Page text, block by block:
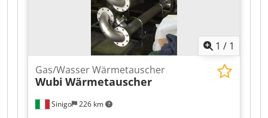
1 / 1
Sinigo 226 km
Gas/Wasser Wärmetauscher
Wubi Wärmetauscher